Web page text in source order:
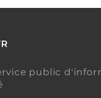
public